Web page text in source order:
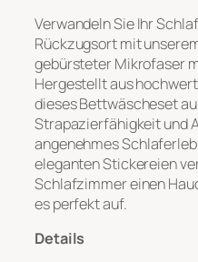
Verwandeln Sie Ihr
Rückzugsort mit
gebürsteter Mikrofaser
Hergestellt aus
dieses Bettwäscheset
Strapazierfähigkeit und
angenehmes
eleganten Stickereien
Schlafzimmer einen
es perfekt auf.
Details
Datei-Upload
Hochladen